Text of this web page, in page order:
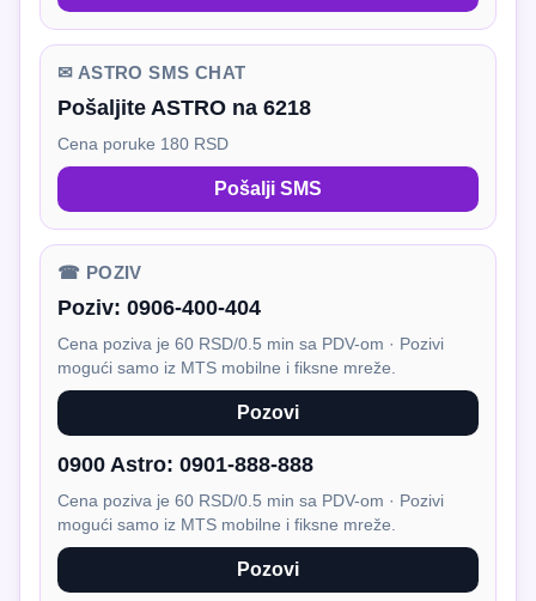
✉ ASTRO SMS CHAT
Pošaljite ASTRO na 6218
Cena poruke 180 RSD
Pošalji SMS
☎ POZIV
Poziv: 0906-400-404
Cena poziva je 60 RSD/0.5 min sa PDV-om · Pozivi
mogući samo iz MTS mobilne i fiksne mreže.
Pozovi
0900 Astro: 0901-888-888
Cena poziva je 60 RSD/0.5 min sa PDV-om · Pozivi
mogući samo iz MTS mobilne i fiksne mreže.
Pozovi